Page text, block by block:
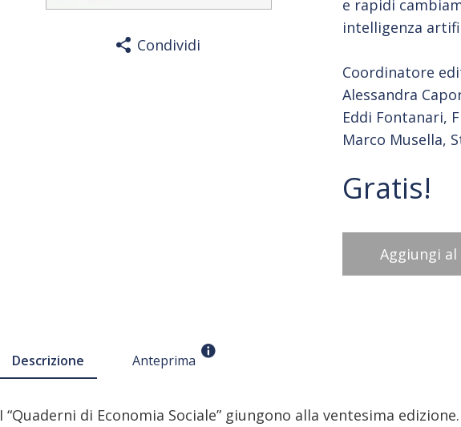
Condividi
e rapidi
intelligenza
Coordinatore
Alessandra
Eddi Fontanari,
Marco Musella,
Gratis!
Aggiungi
Descrizione Anteprima
I “Quaderni di Economia Sociale” giungono alla ventesima